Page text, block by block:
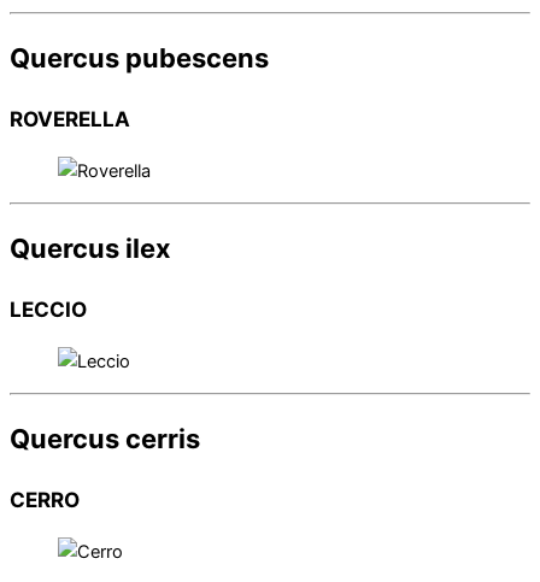
Quercus pubescens
ROVERELLA
Quercus ilex
LECCIO
Quercus cerris
CERRO